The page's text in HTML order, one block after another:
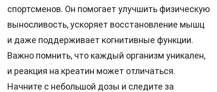
спортсменов. Он помогает улучшить физическую
выносливость, ускоряет восстановление мышц
и даже поддерживает когнитивные функции.
Важно помнить, что каждый организм уникален,
и реакция на креатин может отличаться.
Начните с небольшой дозы и следите за